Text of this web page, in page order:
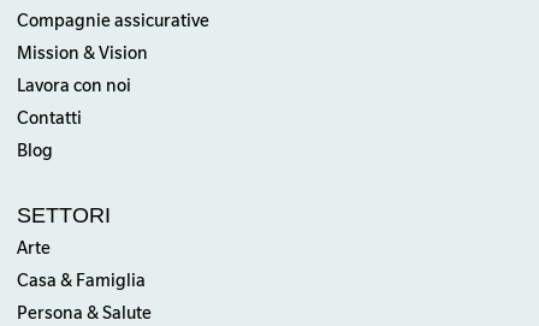
Compagnie assicurative
Mission & Vision
Lavora con noi
Contatti
Blog
SETTORI
Arte
Casa & Famiglia
Persona & Salute